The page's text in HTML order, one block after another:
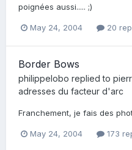
poignées aussi..... ;)
May 24, 2004 20
Border Bows
philippelobo replied to
adresses du facteur d'arc
Franchement, je fais des
May 24, 2004 173